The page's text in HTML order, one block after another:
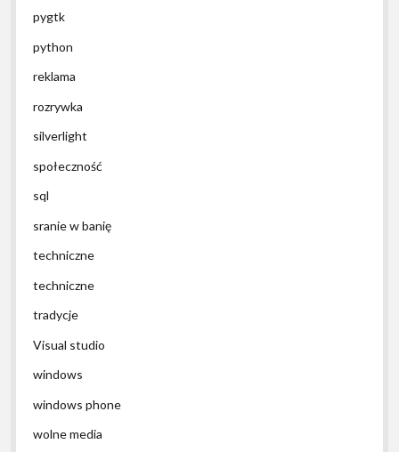
pygtk
python
reklama
rozrywka
silverlight
społeczność
sql
sranie w banię
techniczne
techniczne
tradycje
Visual studio
windows
windows phone
wolne media